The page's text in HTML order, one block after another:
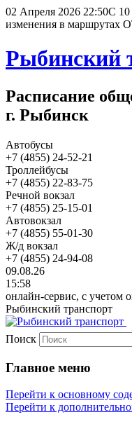
02 Апреля 2026 22:50С 10
изменения в маршрутах
Рыбинский
Расписание
г. Рыбинск
Автобусы
+7 (4855) 24-52-21
Троллейбусы
+7 (4855) 22-83-75
Речной вокзал
+7 (4855) 25-15-01
Автовокзал
+7 (4855) 55-01-30
Ж/д вокзал
+7 (4855) 24-94-08
09.08.26
15:58
онлайн-сервис, с учетом
Рыбинский транспорт
Поиск
Главное меню
Перейти к основному
Перейти к